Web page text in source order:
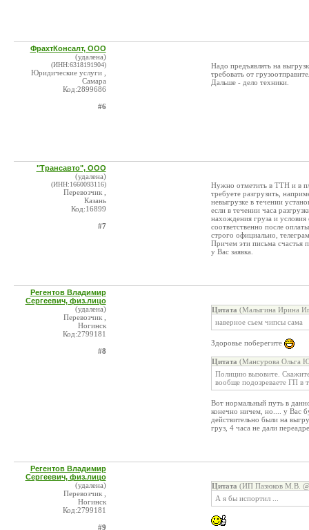
ФрахтКонсалт, ООО
(удалена)
(ИНН:6318191904)
Юридические услуги ,
Самара
Код:2899686
#6
Надо предъявлять на
требовать от
Дальше - дело техники.
"Трансавто", ООО
(удалена)
(ИНН:1660093116)
Перевозчик ,
Казань
Код:16899
#7
Нужно отметить в ТТН и в п/
требуете разгрузить,
невыгрузке в течении
если в течении часа
нахождения груза и условия
соответственно после
строго официально,
Причем эти письма счастья
у Вас заявка.
Регентов Владимир
Сергеевич, физ.лицо
(удалена)
Перевозчик ,
Ногинск
Код:2799181
#8
Цитата (Малыгина Ирина
наверное сьем чипсы сама
Здоровье поберегите
Цитата (Мансурова Ольга
Полицию вызовите.
вообще подозреваете ГП в
Вот нормальный путь в
конечно ничем, но.... у Вас
действительно были на
груз, 4 часа не дали
Регентов Владимир
Сергеевич, физ.лицо
(удалена)
Перевозчик ,
Ногинск
Код:2799181
#9
Цитата (ИП Пазюков М.В.
А я бы испортил ...